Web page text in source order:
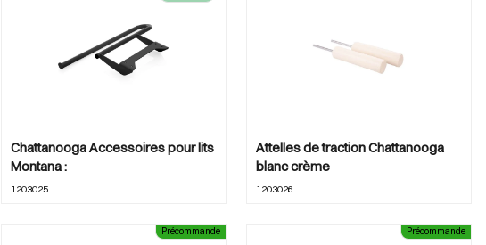
Chattanooga Accessoires pour lits
Montana :
1203025
Attelles de traction Chattanooga
blanc crème
1203026
Précommande Précommande